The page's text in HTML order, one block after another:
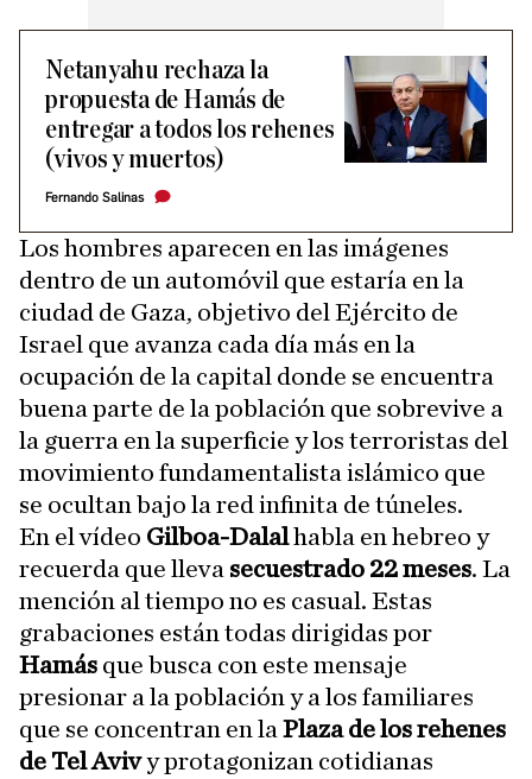
Netanyahu rechaza la
propuesta de Hamás de
entregar a todos los rehenes
(vivos y muertos)
Fernando Salinas
Los hombres aparecen en las imágenes
dentro de un automóvil que estaría en la
ciudad de Gaza, objetivo del Ejército de
Israel que avanza cada día más en la
ocupación de la capital donde se encuentra
buena parte de la población que sobrevive a
la guerra en la superficie y los terroristas del
movimiento fundamentalista islámico que
se ocultan bajo la red infinita de túneles.
En el vídeo Gilboa-Dalalhabla en hebreo y
recuerda que lleva secuestrado 22 meses. La
mención al tiempo no es casual. Estas
grabaciones están todas dirigidas por
Hamás que busca con este mensaje
presionar a la población y a los familiares
que se concentran en la Plaza de los rehenes
de Tel Avivy protagonizan cotidianas